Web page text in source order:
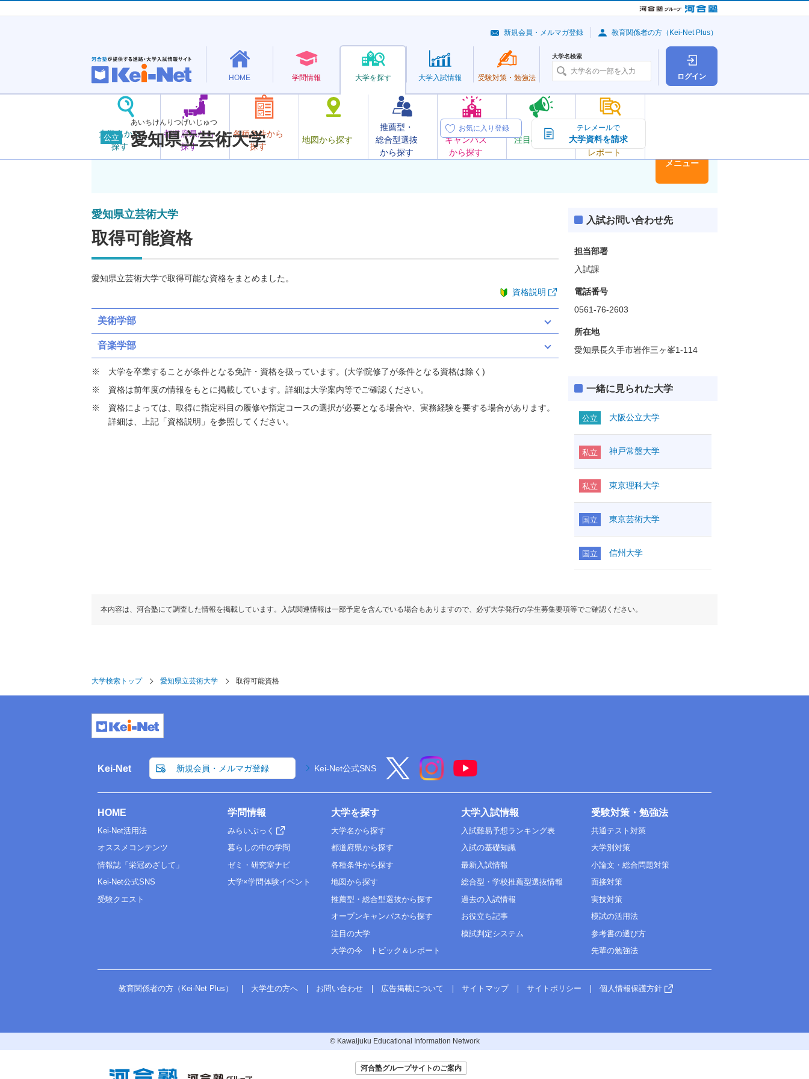
ログイン
HOME 学問情報 大学を探す
大学名から
探す
都道府県から
探す
各種条件から
探す
地図から探す
推薦型・
総合型選抜
から探す
オープン
キャンパス
から探す
注目の大学
大学の今
トピック＆
レポート
大学入試情報 受験対策・ 勉強法
大学名検索
新規会員・メルマガ登録 教育関係者の方（Kei-Net Plus）
公立
あいちけんりつげいじゅつ
愛知県立芸術大学
お気に入り登録 テレメールで
大学資料を請求
メニュー
愛知県立芸術大学
取得可能資格
愛知県立芸術大学で取得可能な資格をまとめました。
資格説明
美術学部
音楽学部
大学を卒業することが条件となる免許・資格を扱っています。(大学院修了が条件となる資格は除く)
資格は前年度の情報をもとに掲載しています。詳細は大学案内等でご確認ください。
資格によっては、取得に指定科目の履修や指定コースの選択が必要となる場合や、実務経験を要する場合があります。
詳細は、上記「資格説明」を参照してください。
入試お問い合わせ先
担当部署
入試課
電話番号
0561-76-2603
所在地
愛知県長久手市岩作三ヶ峯1-114
一緒に見られた大学
公立 大阪公立大学
私立 神戸常盤大学
私立 東京理科大学
国立 東京芸術大学
国立 信州大学
本内容は、河合塾にて調査した情報を掲載しています。入試関連情報は一部予定を含んでいる場合もありますので、必ず大学発行の学生募集要項等でご確認ください。
大学検索トップ 愛知県立芸術大学 取得可能資格
Kei-Net 新規会員・メルマガ登録 Kei-Net公式SNS
HOME
Kei-Net活用法
オススメコンテンツ
情報誌「栄冠めざして」
Kei-Net公式SNS
受験クエスト
学問情報
みらいぶっく
暮らしの中の学問
ゼミ・研究室ナビ
大学×学問体験イベント
大学を探す
大学名から探す
都道府県から探す
各種条件から探す
地図から探す
推薦型・総合型選抜から探す
オープンキャンパスから探す
注目の大学
大学の今 トピック＆レポート
大学入試情報
入試難易予想ランキング表
入試の基礎知識
最新入試情報
総合型・学校推薦型選抜情報
過去の入試情報
お役立ち記事
模試判定システム
受験対策・勉強法
共通テスト対策
大学別対策
小論文・総合問題対策
面接対策
実技対策
模試の活用法
参考書の選び方
先輩の勉強法
教育関係者の方（Kei-Net Plus） 大学生の方へ お問い合わせ 広告掲載について サイトマップ サイトポリシー 個人情報保護方針
© Kawaijuku Educational Information Network
河合塾グループサイトのご案内